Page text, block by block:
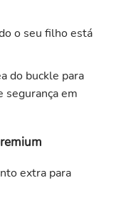
o seu filho está
do buckle para
segurança em
extra para